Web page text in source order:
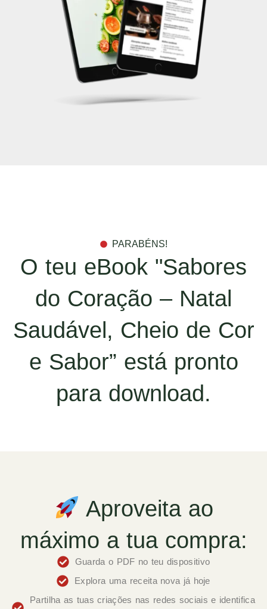
PARABÉNS!
O teu eBook "Sabores
do Coração – Natal
Saudável, Cheio de Cor
e Sabor” está pronto
para download.
Aproveita ao
máximo a tua compra:
Guarda o PDF no teu dispositivo
Explora uma receita nova já hoje
Partilha as tuas criações nas redes sociais e identifica